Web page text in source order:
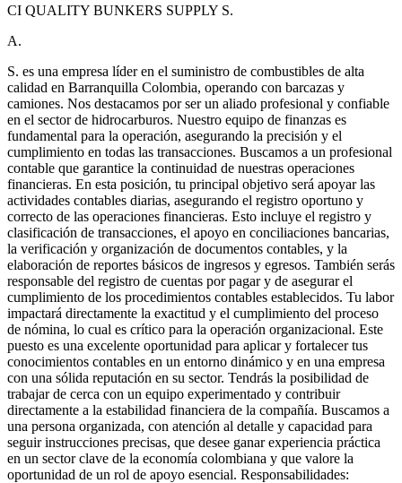
CI QUALITY BUNKERS SUPPLY S.
A.
S. es una empresa líder en el suministro de combustibles de alta
calidad en Barranquilla Colombia, operando con barcazas y
camiones. Nos destacamos por ser un aliado profesional y confiable
en el sector de hidrocarburos. Nuestro equipo de finanzas es
fundamental para la operación, asegurando la precisión y el
cumplimiento en todas las transacciones. Buscamos a un profesional
contable que garantice la continuidad de nuestras operaciones
financieras. En esta posición, tu principal objetivo será apoyar las
actividades contables diarias, asegurando el registro oportuno y
correcto de las operaciones financieras. Esto incluye el registro y
clasificación de transacciones, el apoyo en conciliaciones bancarias,
la verificación y organización de documentos contables, y la
elaboración de reportes básicos de ingresos y egresos. También serás
responsable del registro de cuentas por pagar y de asegurar el
cumplimiento de los procedimientos contables establecidos. Tu labor
impactará directamente la exactitud y el cumplimiento del proceso
de nómina, lo cual es crítico para la operación organizacional. Este
puesto es una excelente oportunidad para aplicar y fortalecer tus
conocimientos contables en un entorno dinámico y en una empresa
con una sólida reputación en su sector. Tendrás la posibilidad de
trabajar de cerca con un equipo experimentado y contribuir
directamente a la estabilidad financiera de la compañía. Buscamos a
una persona organizada, con atención al detalle y capacidad para
seguir instrucciones precisas, que desee ganar experiencia práctica
en un sector clave de la economía colombiana y que valore la
oportunidad de un rol de apoyo esencial. Responsabilidades: